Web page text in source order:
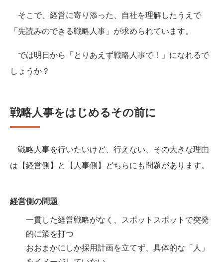
そこで、経営に寄り添った、自社を理解したうえで
「先読みのできる戦略人事」が求められています。
では明日から「とりあえず戦略人事で！」になれるで
しょうか？
戦略人事をはじめるその前に
戦略人事を行いたいけど、行えない、その大きな理由
は【経営側】と【人事側】どちらにも問題があります。
経営側の問題
一貫した経営戦略がなく、スポットスポットで突発
的に策を打つ
おおまかにしか採用計画を立てず、具体的な「人」